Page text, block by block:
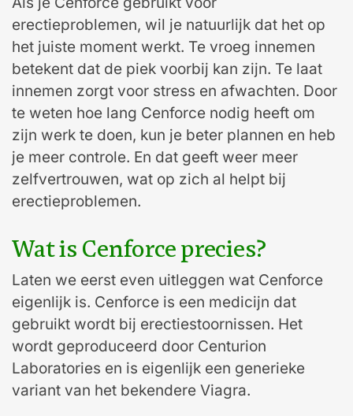
erectieproblemen, wil je natuurlijk dat het op
het juiste moment werkt. Te vroeg innemen
betekent dat de piek voorbij kan zijn. Te laat
innemen zorgt voor stress en afwachten. Door
te weten hoe lang Cenforce nodig heeft om
zijn werk te doen, kun je beter plannen en heb
je meer controle. En dat geeft weer meer
zelfvertrouwen, wat op zich al helpt bij
erectieproblemen.
Wat is Cenforce precies?
Laten we eerst even uitleggen wat Cenforce
eigenlijk is. Cenforce is een medicijn dat
gebruikt wordt bij erectiestoornissen. Het
wordt geproduceerd door Centurion
Laboratories en is eigenlijk een generieke
variant van het bekendere Viagra.